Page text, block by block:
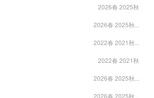
2026春 2025秋
2026春 2025秋...
2022春 2021秋...
2022春 2021秋
2026春 2025秋...
2026春 2025秋...